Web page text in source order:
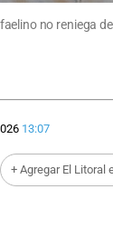
no reniega
13:07
+ Agregar El Litoral